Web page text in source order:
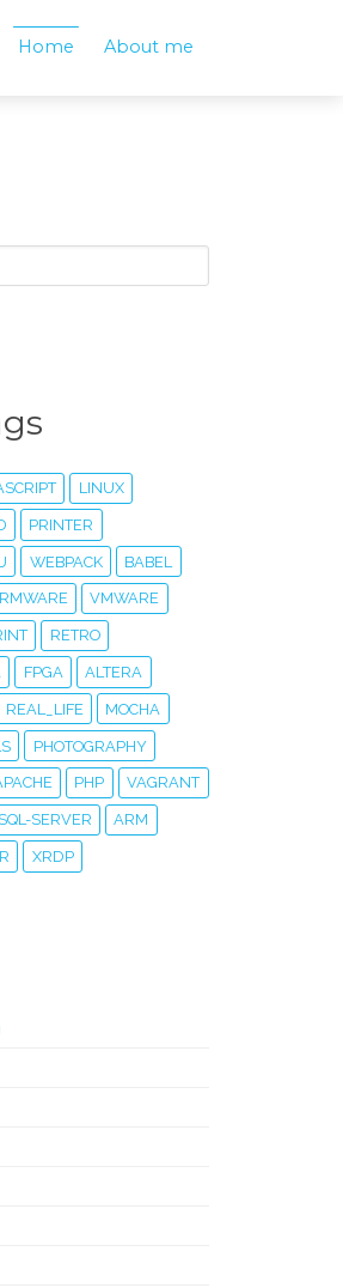
Home About me
LINUX
PRINTER
WEBPACK BABEL
VMWARE
RETRO
FPGA ALTERA
REAL_LIFE MOCHA
PHOTOGRAPHY
PHP VAGRANT
SQL-SERVER ARM
XRDP